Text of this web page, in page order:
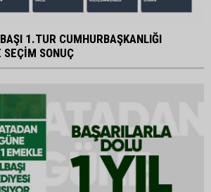
1.TUR CUMHURBAŞKANLIĞI
SONUÇ